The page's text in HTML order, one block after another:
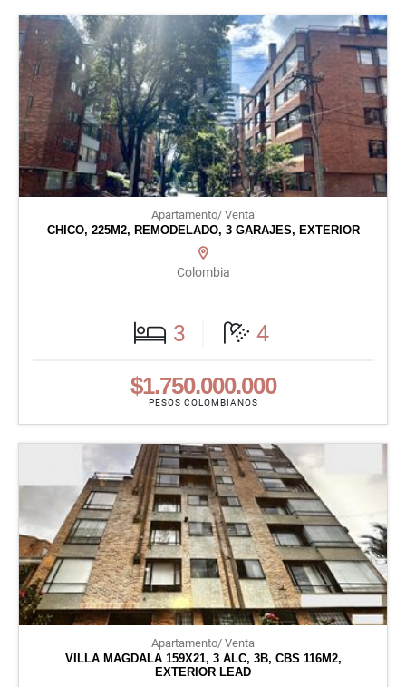
Apartamento/ Venta
CHICO, 225M2, REMODELADO, 3 GARAJES, EXTERIOR
Colombia
3 4
$1.750.000.000
PESOS COLOMBIANOS
Apartamento/ Venta
VILLA MAGDALA 159X21, 3 ALC, 3B, CBS 116M2,
EXTERIOR LEAD